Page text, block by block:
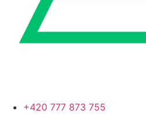
+420 777 873 755